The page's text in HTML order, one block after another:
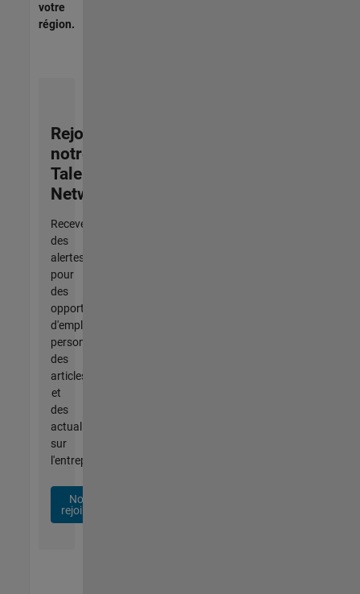
votre
région.
Rejoignez
notre
Talent
Network
Recevez
des
alertes
pour
des
opportunités
d'emploi
personnalisées,
des
articles
et
des
actualités
sur
l'entreprise.
Nous
rejoindre